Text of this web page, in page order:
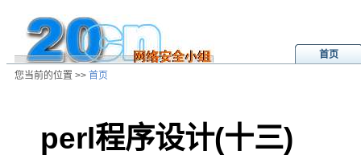
首页
您当前的位置 >> 首页
perl程序设计(十三)